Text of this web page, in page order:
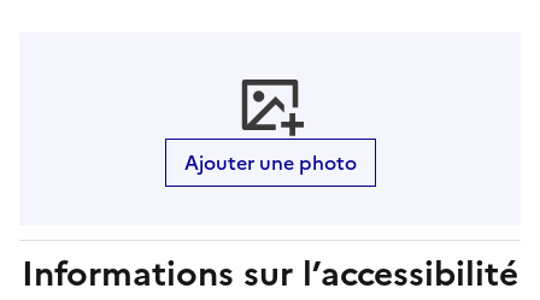
Ajouter une photo
Informations sur l’accessibilité